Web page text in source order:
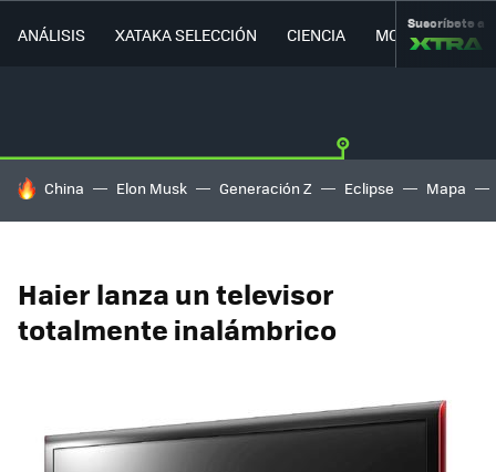
ANÁLISIS XATAKA SELECCIÓN CIENCIA MOVILIDAD
Suscríbete a
HOY SE HABLA DE
China Elon Musk Generación Z Eclipse Mapa
Haier lanza un televisor
totalmente inalámbrico